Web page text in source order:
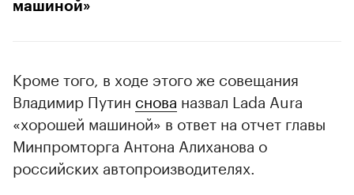
машиной»
Кроме того, в ходе этого же совещания
Владимир Путин снова назвал Lada Aura
«хорошей машиной» в ответ на отчет главы
Минпромторга Антона Алиханова о
российских автопроизводителях.